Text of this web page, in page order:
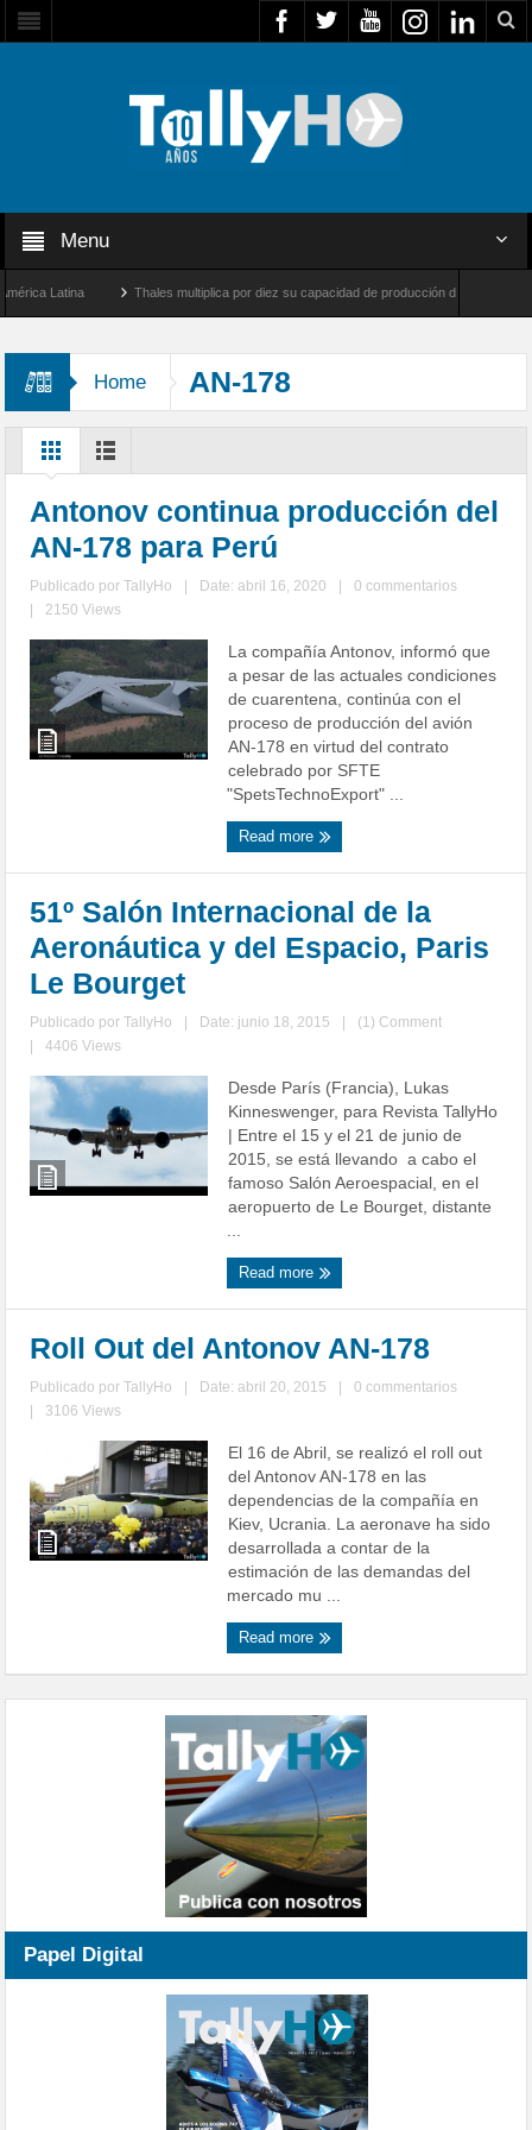
Menu
Latina Thales multiplica por diez su capacidad de producción de radares en Brasil
Home AN-178
Antonov continua producción del
AN-178 para Perú
Publicado porTallyHo Date: abril 16, 2020
0 commentarios
2150 Views
La compañía Antonov, informó que
a pesar de las actuales condiciones
de cuarentena, continúa con el
proceso de producción del avión
AN-178 en virtud del contrato
celebrado por SFTE
"SpetsTechnoExport" ...
Read more
51º Salón Internacional de la
Aeronáutica y del Espacio, Paris
Le Bourget
Publicado porTallyHo Date: junio 18, 2015
(1) Comment
4406 Views
Desde París (Francia), Lukas
Kinneswenger, para Revista TallyHo
| Entre el 15 y el 21 de junio de
2015, se está llevando a cabo el
famoso Salón Aeroespacial, en el
aeropuerto de Le Bourget, distante
...
Read more
Roll Out del Antonov AN-178
Publicado porTallyHo Date: abril 20, 2015
0 commentarios
3106 Views
El 16 de Abril, se realizó el roll out
del Antonov AN-178 en las
dependencias de la compañía en
Kiev, Ucrania. La aeronave ha sido
desarrollada a contar de la
estimación de las demandas del
mercado mu ...
Read more
Papel Digital